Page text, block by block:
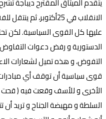
الانقلاب في
عليها كل القوى السياسية. لكن
الدستورية و رفض دعوات
التفوض، و هذه تميل لشعارات
قوى سياسية أن توقف أي
الأخرى و للأسف وقعت فيه (
السلطة و مهيضة الجناح و تريد أن